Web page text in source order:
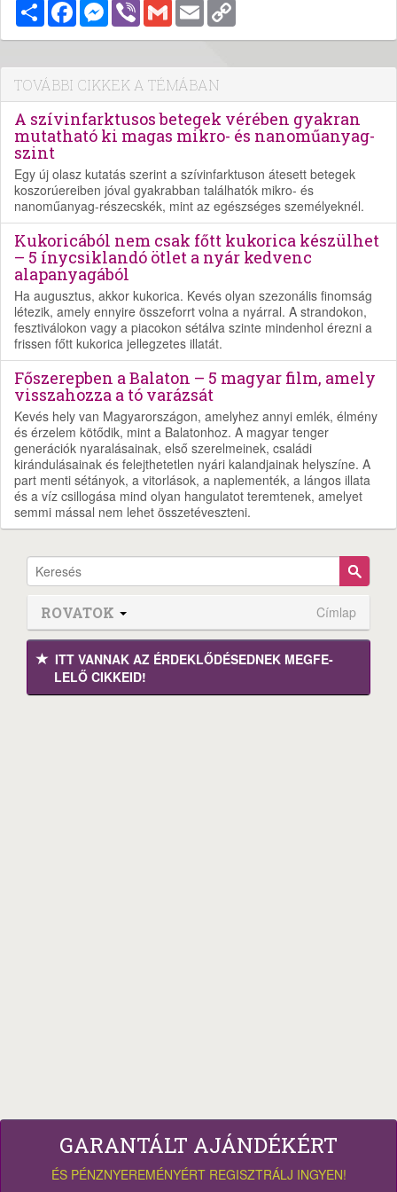
MegosztásFacebookMessenger
Viber Gmail Email
TOVÁBBI CIKKEK A TÉMÁBAN
A szívinfarktusos betegek vérében gyakran
mutatható ki magas mikro- és nanoműanyag-
szint
Egy új olasz kutatás szerint a szívinfarktuson átesett betegek
koszorúereiben jóval gyakrabban találhatók mikro- és
nanoműanyag-részecskék, mint az egészséges személyeknél.
Kukoricából nem csak főtt kukorica készülhet
– 5 ínycsiklandó ötlet a nyár kedvenc
alapanyagából
Ha augusztus, akkor kukorica. Kevés olyan szezonális finomság
létezik, amely ennyire összeforrt volna a nyárral. A strandokon,
fesztiválokon vagy a piacokon sétálva szinte mindenhol érezni a
frissen főtt kukorica jellegzetes illatát.
Főszerepben a Balaton – 5 magyar film, amely
visszahozza a tó varázsát
Kevés hely van Magyarországon, amelyhez annyi emlék, élmény
és érzelem kötődik, mint a Balatonhoz. A magyar tenger
generációk nyaralásainak, első szerelmeinek, családi
kirándulásainak és felejthetetlen nyári kalandjainak helyszíne. A
part menti sétányok, a vitorlások, a naplementék, a lángos illata
és a víz csillogása mind olyan hangulatot teremtenek, amelyet
semmi mással nem lehet összetéveszteni.
ROVATOK Címlap
ITT VANNAK AZ ÉRDEK­LŐDÉ­SEDNEK MEGFE­
LELŐ CIKKEID!
GARANTÁLT AJÁNDÉKÉRT
ÉS PÉNZNYEREMÉNYÉRT REGISZTRÁLJ INGYEN!